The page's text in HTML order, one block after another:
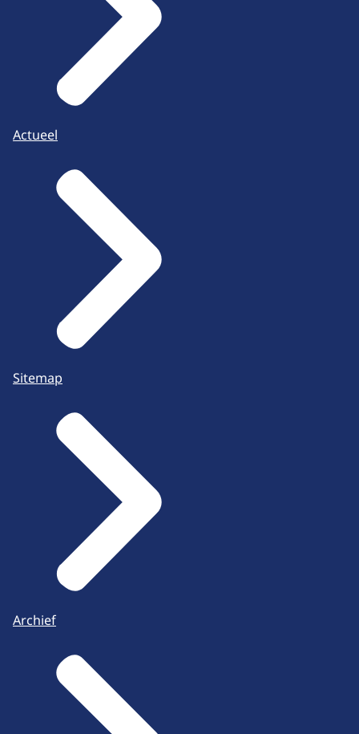
Actueel
Sitemap
Archief